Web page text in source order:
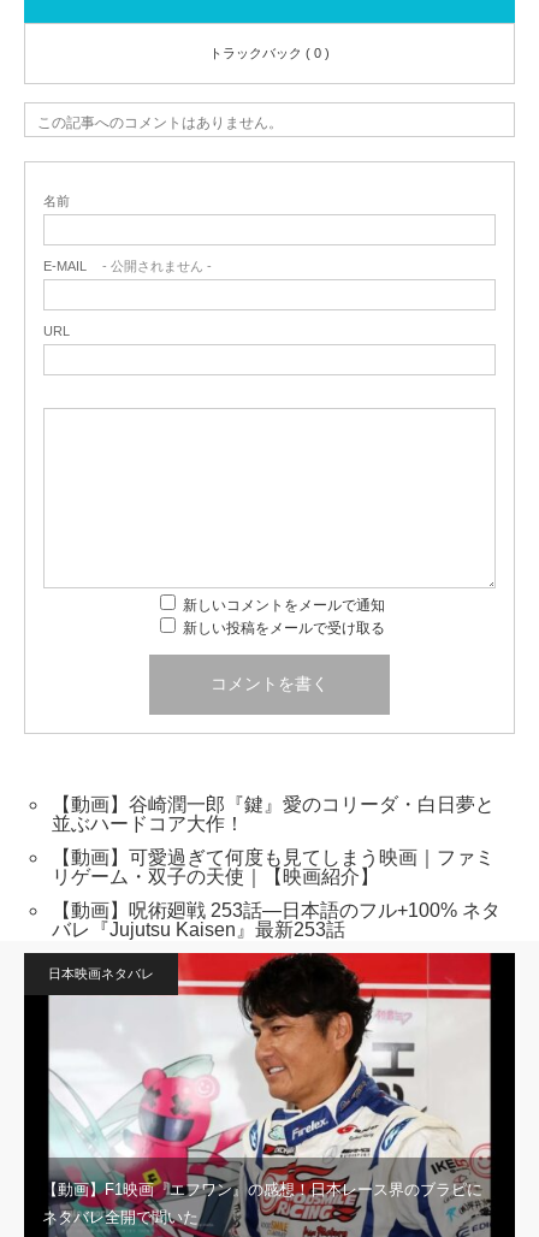
トラックバック ( 0 )
この記事へのコメントはありません。
名前
E-MAIL - 公開されません -
URL
新しいコメントをメールで通知
新しい投稿をメールで受け取る
【動画】谷崎潤一郎『鍵』愛のコリーダ・白日夢と
並ぶハードコア大作！
【動画】可愛過ぎて何度も見てしまう映画｜ファミ
リゲーム・双子の天使｜【映画紹介】
【動画】呪術廻戦 253話―日本語のフル+100% ネタ
バレ『Jujutsu Kaisen』最新253話
日本映画ネタバレ
【動画】F1映画『エフワン』の感想！日本レース界のブラピに
ネタバレ全開で聞いた